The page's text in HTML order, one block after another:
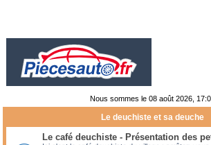
Nous sommes le 08 août 2026,
Le deuchiste et sa deuche
Le café deuchiste - Présentation des